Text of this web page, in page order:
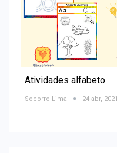
Atividades alfabeto
Socorro Lima 24 abr, 2021